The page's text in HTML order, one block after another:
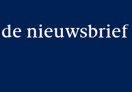
nieuwsbrief